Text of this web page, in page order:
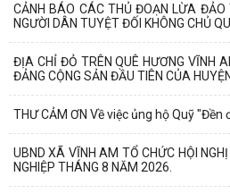
CẢNH BÁO CÁC THỦ ĐOẠN LỪA ĐẢO
NGƯỜI DÂN TUYỆT ĐỐI KHÔNG CHỦ
ĐỊA CHỈ ĐỎ TRÊN QUÊ HƯƠNG VĨNH
ĐẢNG CỘNG SẢN ĐẦU TIÊN CỦA
THƯ CẢM ƠN Về việc ủng hộ Quỹ
UBND XÃ VĨNH AM TỔ CHỨC HỘI
NGHIỆP THÁNG 8 NĂM 2026.